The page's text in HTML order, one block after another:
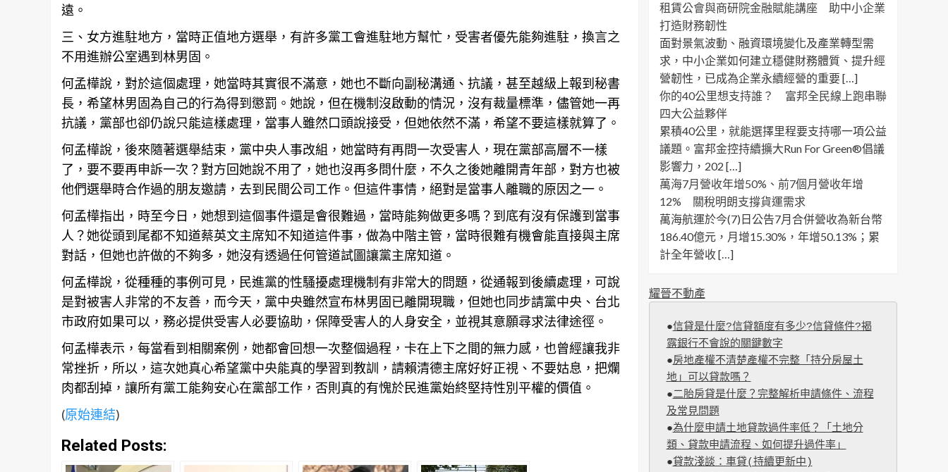
遠。
三、女方進駐地方，當時正值地方選舉，有許多黨工會進駐地方幫忙，受害者優先能夠進駐，換言之
不用進辦公室遇到林男固。
何孟樺說，對於這個處理，她當時其實很不滿意，她也不斷向副秘溝通、抗議，甚至越級上報到秘書
長，希望林男固為自己的行為得到懲罰。她說，但在機制沒啟動的情況，沒有裁量標準，儘管她一再
抗議，黨部也卻仍說只能這樣處理，當事人雖然口頭說接受，但她依然不滿，希望不要這樣就算了。
何孟樺說，後來隨著選舉結束，黨中央人事改組，她當時有再問一次受害人，現在黨部高層不一樣
了，要不要再申訴一次？對方回她說不用了，她也沒再多問什麼，不久之後她離開青年部，對方也被
他們選舉時合作過的朋友邀請，去到民間公司工作。但這件事情，絕對是當事人離職的原因之一。
何孟樺指出，時至今日，她想到這個事件還是會很難過，當時能夠做更多嗎？到底有沒有保護到當事
人？她從頭到尾都不知道蔡英文主席知不知道這件事，做為中階主管，當時很難有機會能直接與主席
對話，但她也許做的不夠多，她沒有透過任何管道試圖讓黨主席知道。
何孟樺說，從種種的事例可見，民進黨的性騷擾處理機制有非常大的問題，從通報到後續處理，可說
是對被害人非常的不友善，而今天，黨中央雖然宣布林男固已離開現職，但她也同步請黨中央、台北
市政府如果可以，務必提供受害人必要協助，保障受害人的人身安全，並視其意願尋求法律途徑。
何孟樺表示，每當看到相關案例，她都會回想一次整個過程，卡在上下之間的無力感，也曾經讓我非
常挫折，所以，這次她真心希望黨中央能真的學習到教訓，請賴清德主席好好正視、不要姑息，把爛
肉都刮掉，讓所有黨工能夠安心在黨部工作，否則真的有愧於民進黨始終堅持性別平權的價值。
(原始連結)
Related Posts:
租賃公會與商研院金融賦能講座 助中小企業
打造財務韌性
面對景氣波動、融資環境變化及產業轉型需
求，中小企業如何建立穩健財務體質、提升經
營韌性，已成為企業永續經營的重要 […]
你的40公里想支持誰？ 富邦全民線上跑串聯
四大公益夥伴
累積40公里，就能選擇里程要支持哪一項公益
議題。富邦金控持續擴大Run For Green®倡議
影響力，202 […]
萬海7月營收年增50%、前7個月營收年增
12% 關稅明朗支撐貨運需求
萬海航運於今(7)日公告7月合併營收為新台幣
186.40億元，月增15.30%，年增50.13%；累
計全年營收 […]
耀晉不動產
●信貸是什麼?信貸額度有多少?信貸條件?揭
露銀行不會說的關鍵數字
●房地產權不清楚產權不完整「持分房屋土
地」可以貸款嗎？
●二胎房貸是什麼？完整解析申請條件、流程
及常見問題
●為什麼申請土地貸款過件率低？「土地分
類、貸款申請流程、如何提升過件率」
●貸款淺談：車貸(持續更新中)